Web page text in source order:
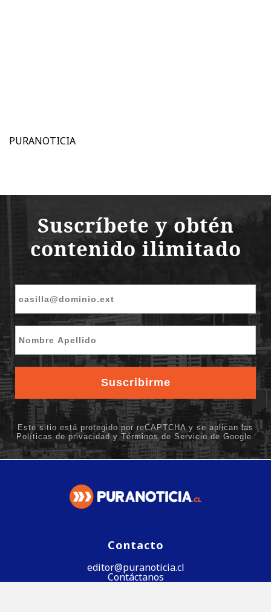
PURANOTICIA
Contacto
editor@puranoticia.cl
Contáctanos
Síguenos en Google News